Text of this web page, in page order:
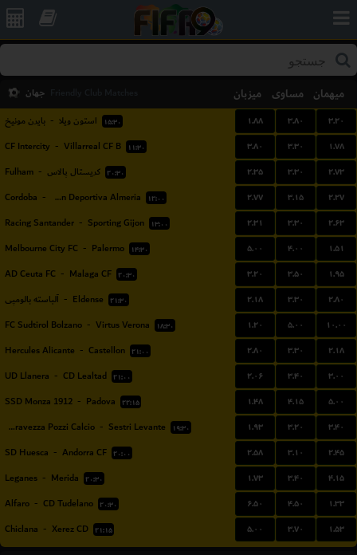
جهان میزبان مساوی میهمان
بایرن مونیخ - استون ویلا ۱۵:۳۰ ۱.۸۸ ۳.۸۰ ۳.۲۰
CF Intercity - Villarreal CF B ۱۱:۳۰ ۳.۸۰ ۳.۳۰ ۱.۷۸
Fulham - کریستال پالاس ۲۰:۳۰ ۲.۳۵ ۳.۳۰ ۲.۷۳
Cordoba - Union Deportiva Almeria ۱۲:۰۰ ۲.۷۷ ۳.۱۵ ۲.۲۷
Racing Santander - Sporting Gijon ۱۳:۰۰ ۲.۳۱ ۳.۳۰ ۲.۶۳
Melbourne City FC - Palermo ۱۴:۳۰ ۵.۰۰ ۴.۰۰ ۱.۵۱
AD Ceuta FC - Malaga CF ۲۰:۳۰ ۳.۲۰ ۳.۵۰ ۱.۹۵
آلباسته بالومپی - Eldense ۲۱:۳۰ ۲.۱۸ ۳.۳۰ ۲.۸۰
FC Sudtirol Bolzano - Virtus Verona ۱۸:۳۰ ۱.۲۰ ۵.۰۰ ۱۰.۰۰
Hercules Alicante - Castellon ۲۱:۰۰ ۲.۸۰ ۳.۳۰ ۲.۱۸
UD Llanera - CD Lealtad ۲۱:۰۰ ۲.۰۶ ۳.۴۰ ۳.۰۰
SSD Monza 1912 - Padova ۲۲:۱۵ ۱.۴۸ ۴.۱۵ ۵.۰۰
ASD Seravezza Pozzi Calcio - Sestri Levante ۱۹:۳۰ ۱.۹۳ ۳.۲۰ ۳.۴۰
SD Huesca - Andorra CF ۲۰:۰۰ ۲.۵۸ ۳.۱۰ ۲.۴۵
Leganes - Merida ۲۰:۳۰ ۱.۷۳ ۳.۴۰ ۴.۱۵
Alfaro - CD Tudelano ۲۰:۳۰ ۶.۵۰ ۴.۵۰ ۱.۳۳
Chiclana - Xerez CD ۲۱:۱۵ ۵.۰۰ ۳.۷۰ ۱.۵۳